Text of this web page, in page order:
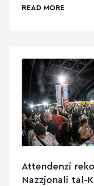
READ MORE
Attendenzi
Nazzjonali tal-